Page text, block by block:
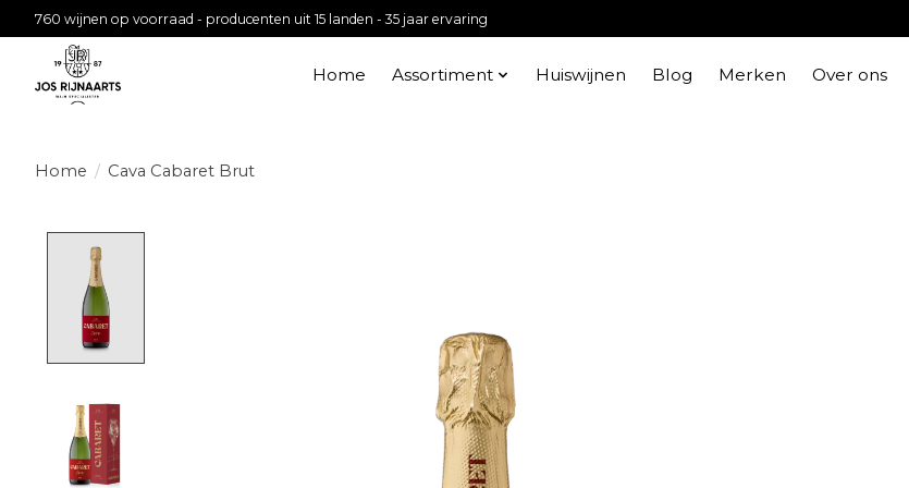
760 wijnen op voorraad - producenten uit 15 landen - 35 jaar ervaring
Home Assortiment Huiswijnen Blog Merken Over ons
Home / Cava Cabaret Brut